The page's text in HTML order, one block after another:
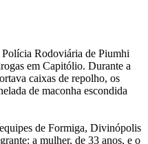
Polícia Rodoviária de Piumhi
em Capitólio. Durante a
caixas de repolho, os
de maconha escondida
de Formiga, Divinópolis
a mulher, de 33 anos, e o